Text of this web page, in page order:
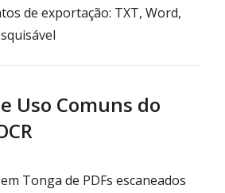
de exportação: TXT, Word,
Uso Comuns do
Tonga de PDFs escaneados